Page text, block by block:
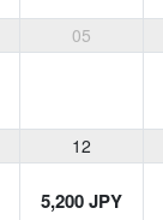
05
12
5,200 JPY